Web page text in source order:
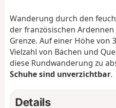
Wanderung durch den
der französischen
Grenze. Auf einer Höhe von
Vielzahl von Bächen und
diese Rundwanderung zu
Schuhe sind unverzichtbar.
Details